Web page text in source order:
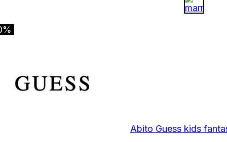
Abito Guess kids